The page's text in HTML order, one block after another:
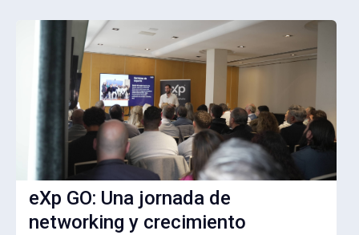
eXp GO: Una jornada de
networking y crecimiento